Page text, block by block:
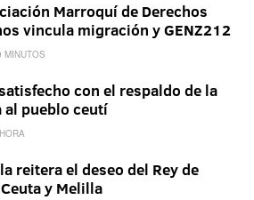
Marroquí de Derechos
vincula migración y GENZ212
MINUTOS
con el respaldo de la
al pueblo ceutí
reitera el deseo del Rey de
y Melilla